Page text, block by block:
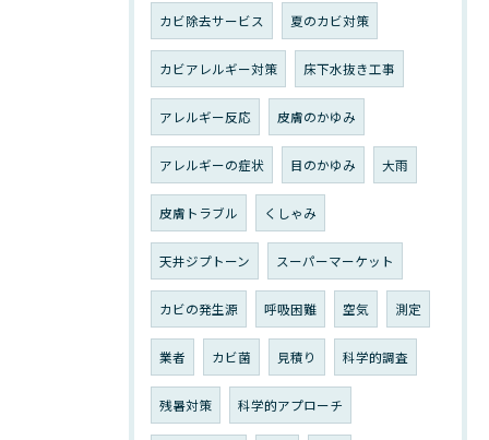
カビ除去サービス 夏のカビ対策
カビアレルギー対策 床下水抜き工事
アレルギー反応 皮膚のかゆみ
アレルギーの症状 目のかゆみ 大雨
皮膚トラブル くしゃみ
天井ジプトーン スーパーマーケット
カビの発生源 呼吸困難 空気 測定
業者 カビ菌 見積り 科学的調査
残暑対策 科学的アプローチ